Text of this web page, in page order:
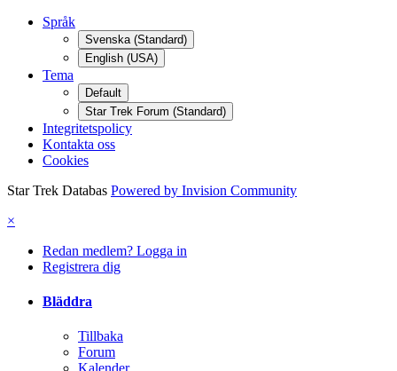
Språk
Svenska (Standard)
English (USA)
Tema
Default
Star Trek Forum (Standard)
Integritetspolicy
Kontakta oss
Cookies
Star Trek Databas Powered by Invision Community
×
Redan medlem? Logga in
Registrera dig
Bläddra
Tillbaka
Forum
Kalender